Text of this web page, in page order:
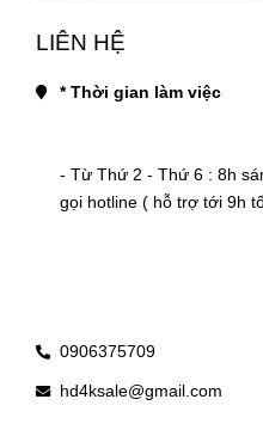
LIÊN HỆ
* Thời gian làm việc
- Từ Thứ 2 - Thứ 6 : 8h
gọi hotline ( hỗ trợ tới 9h
0906375709
hd4ksale@gmail.com